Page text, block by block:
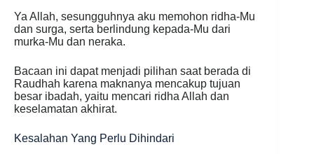
Ya Allah, sesungguhnya aku memohon ridha-Mu
dan surga, serta berlindung kepada-Mu dari
murka-Mu dan neraka.
Bacaan ini dapat menjadi pilihan saat berada di
Raudhah karena maknanya mencakup tujuan
besar ibadah, yaitu mencari ridha Allah dan
keselamatan akhirat.
Kesalahan Yang Perlu Dihindari